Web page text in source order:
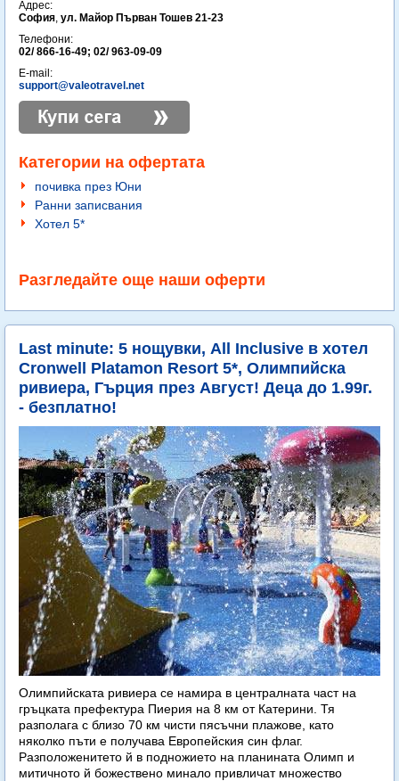
Адрес:
София, ул. Майор Първан Тошев 21-23
Телефони:
02/ 866-16-49; 02/ 963-09-09
E-mail:
support@valeotravel.net
Категории на офертата
почивка през Юни
Ранни записвания
Хотел 5*
Разгледайте още наши оферти
Last minute: 5 нощувки, All Inclusive в хотел
Cronwell Platamon Resort 5*, Олимпийска
ривиера, Гърция през Август! Деца до 1.99г.
- безплатно!
Олимпийската ривиера се намира в централната част на
гръцката префектура Пиерия на 8 км от Катерини. Тя
разполага с близо 70 км чисти пясъчни плажове, като
няколко пъти е получава Европейския син флаг.
Разположенитето й в подножието на планината Олимп и
митичното й божествено минало привличат множество